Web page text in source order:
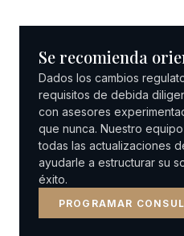
Se recomienda
Dados los cambios
requisitos de debida
con asesores
que nunca. Nuestro
todas las actualizaciones
ayudarle a estructurar su
éxito.
PROGRAMAR